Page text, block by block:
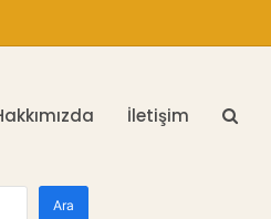
İletişim
Ara